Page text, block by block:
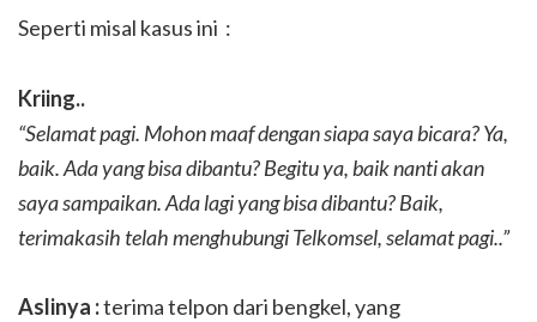
Seperti misal kasus ini :
Kriing..
“Selamat pagi. Mohon maaf dengan siapa saya bicara? Ya,
baik. Ada yang bisa dibantu? Begitu ya, baik nanti akan
saya sampaikan. Ada lagi yang bisa dibantu? Baik,
terimakasih telah menghubungi Telkomsel, selamat pagi..”
Aslinya :terima telpon dari bengkel, yang